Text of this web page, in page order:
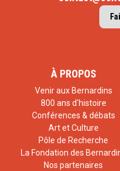
À PROPOS
Venir aux Bernardins
800 ans d'histoire
Conférences & débats
Art et Culture
Pôle de Recherche
La Fondation des
Nos partenaires